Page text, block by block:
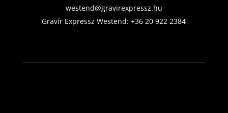
westend@gravirexpressz.hu
Gravír Expressz Westend:+36 20 922 2384